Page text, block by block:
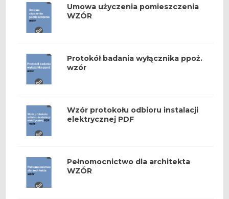
Umowa użyczenia pomieszczenia
WZÓR
Protokół badania wyłącznika ppoż.
wzór
Wzór protokołu odbioru instalacji
elektrycznej PDF
Pełnomocnictwo dla architekta
WZÓR